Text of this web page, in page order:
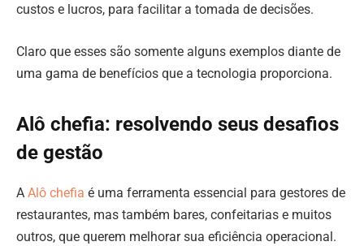
custos e lucros, para facilitar a tomada de decisões.
Claro que esses são somente alguns exemplos diante de
uma gama de benefícios que a tecnologia proporciona.
Alô chefia: resolvendo seus desafios
de gestão
A Alô chefia é uma ferramenta essencial para gestores de
restaurantes, mas também bares, confeitarias e muitos
outros, que querem melhorar sua eficiência operacional.